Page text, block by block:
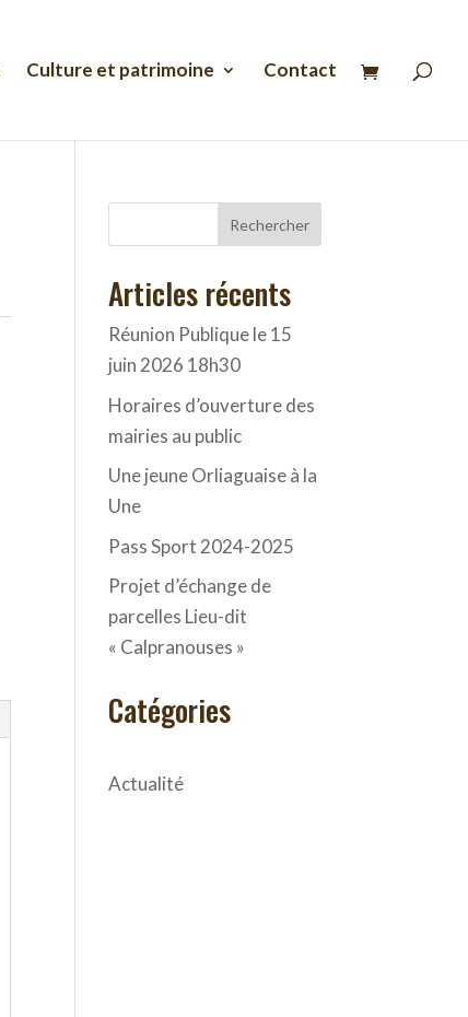
Culture et patrimoine Contact
Rechercher
Articles récents
Réunion Publique le 15
juin 2026 18h30
Horaires d’ouverture des
mairies au public
Une jeune Orliaguaise à la
Une
Pass Sport 2024-2025
Projet d’échange de
parcelles Lieu-dit
« Calpranouses »
Catégories
Actualité